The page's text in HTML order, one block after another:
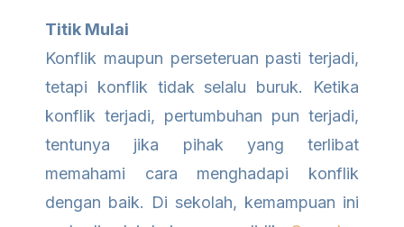
Titik Mulai
Konflik maupun perseteruan pasti terjadi,
tetapi konflik tidak selalu buruk. Ketika
konflik terjadi, pertumbuhan pun terjadi,
tentunya jika pihak yang terlibat
memahami cara menghadapi konflik
dengan baik. Di sekolah, kemampuan ini